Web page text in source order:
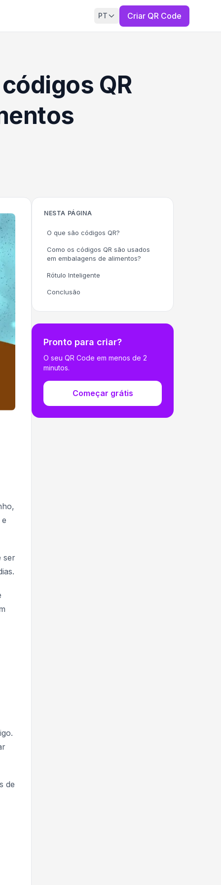
PT Criar QR Code
QR
ser
de
NESTA PÁGINA
O que são códigos QR?
Como os códigos QR são usados
em embalagens de alimentos?
Rótulo Inteligente
Conclusão
Pronto para criar?
O seu QR Code em menos de 2
minutos.
Começar grátis